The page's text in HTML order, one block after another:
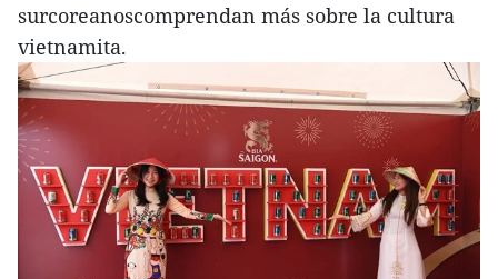
surcoreanoscomprendan más sobre la cultura
vietnamita.